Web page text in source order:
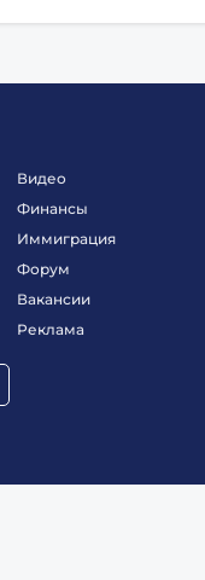
Видео
Финансы
Иммиграция
Форум
Вакансии
Реклама